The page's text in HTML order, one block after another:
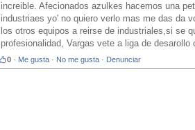
increible. Afecionados azulkes hacemos una
industriaes yo' no quiero verlo mas me das da
los otros equipos a reirse de industriales,si se
profesionalidad, Vargas vete a liga de
0 · Me gusta · No me gusta · Denunciar